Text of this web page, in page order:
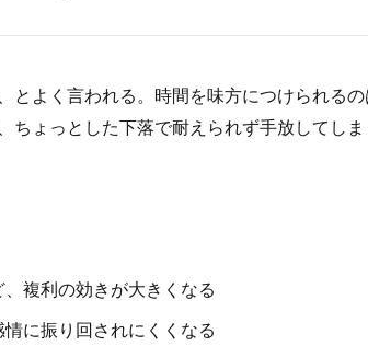
とよく言われる。時間を味方につけられる
ちょっとした下落で耐えられず手放してし
複利の効きが大きくなる
に振り回されにくくなる